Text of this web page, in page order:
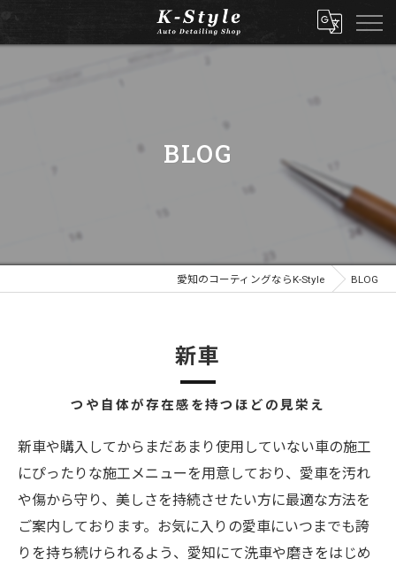
BLOG
愛知のコーティングならK-Style BLOG
新車
つや自体が存在感を持つほどの見栄え
新車や購入してからまだあまり使用していない車の施工
にぴったりな施工メニューを用意しており、愛車を汚れ
や傷から守り、美しさを持続させたい方に最適な方法を
ご案内しております。お気に入りの愛車にいつまでも誇
りを持ち続けられるよう、愛知にて洗車や磨きをはじめ